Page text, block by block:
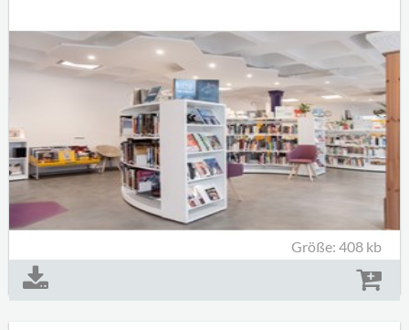
Größe: 408 kb